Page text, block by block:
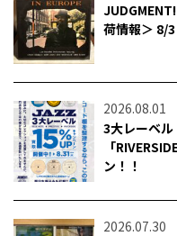
荷情報＞ 8/
2026.08.01
3大レーベル
「
ン！！
2026.07.30